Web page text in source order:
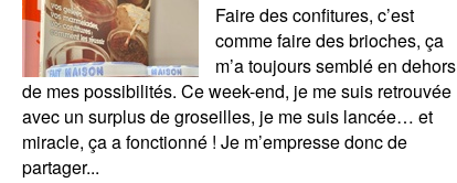
Faire des confitures, c’est
comme faire des brioches, ça
m’a toujours semblé en dehors
de mes possibilités. Ce week-end, je me suis retrouvée
avec un surplus de groseilles, je me suis lancée… et
miracle, ça a fonctionné ! Je m’empresse donc de
partager...